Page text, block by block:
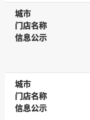
城市
城市
门店名称
门店名称
信息公示
信息公示
城市
城市
门店名称
门店名称
信息公示
信息公示